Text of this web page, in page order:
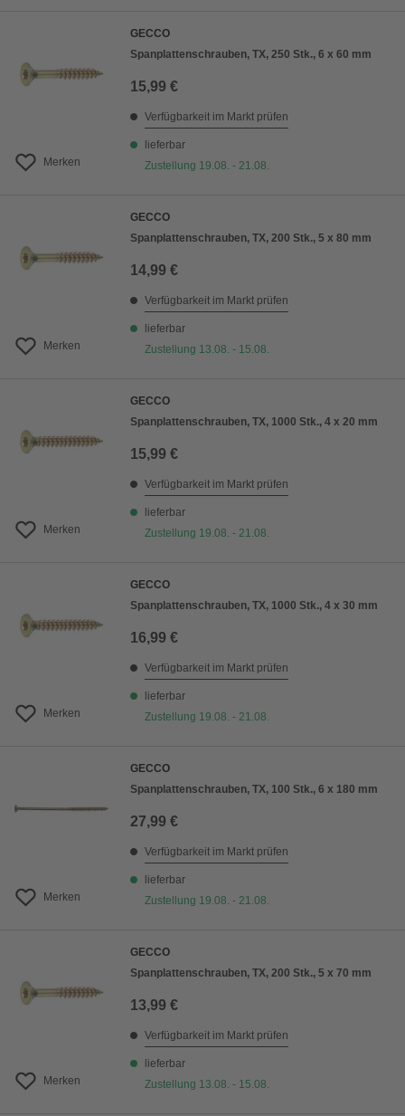
Merken
GECCO
Spanplattenschrauben, TX, 250 Stk., 6 x 60 mm
15,99 €
Verfügbarkeit im Markt prüfen
lieferbar
Zustellung 19.08. - 21.08.
Merken
GECCO
Spanplattenschrauben, TX, 200 Stk., 5 x 80 mm
14,99 €
Verfügbarkeit im Markt prüfen
lieferbar
Zustellung 13.08. - 15.08.
Merken
GECCO
Spanplattenschrauben, TX, 1000 Stk., 4 x 20 mm
15,99 €
Verfügbarkeit im Markt prüfen
lieferbar
Zustellung 19.08. - 21.08.
Merken
GECCO
Spanplattenschrauben, TX, 1000 Stk., 4 x 30 mm
16,99 €
Verfügbarkeit im Markt prüfen
lieferbar
Zustellung 19.08. - 21.08.
Merken
GECCO
Spanplattenschrauben, TX, 100 Stk., 6 x 180 mm
27,99 €
Verfügbarkeit im Markt prüfen
lieferbar
Zustellung 19.08. - 21.08.
Merken
GECCO
Spanplattenschrauben, TX, 200 Stk., 5 x 70 mm
13,99 €
Verfügbarkeit im Markt prüfen
lieferbar
Zustellung 13.08. - 15.08.